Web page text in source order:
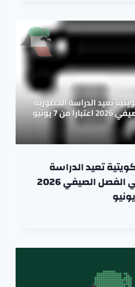
تعيد الدراسة
الحضورية في الفصل الصيفي 2026